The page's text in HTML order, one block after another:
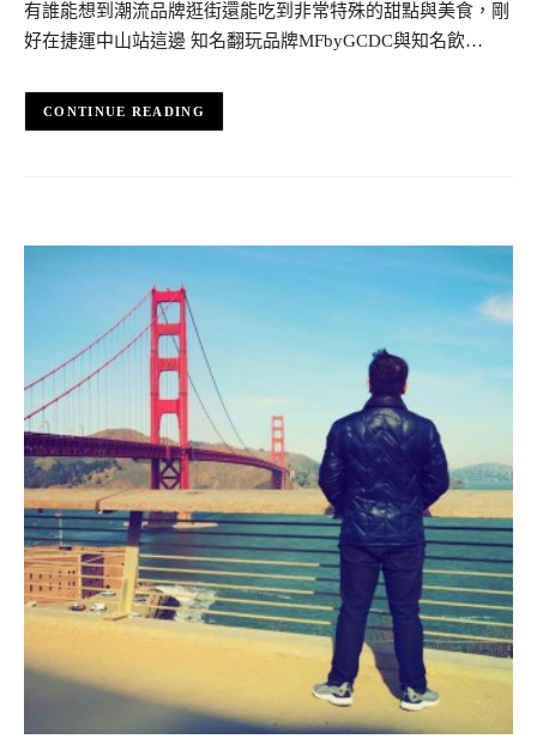
有誰能想到潮流品牌逛街還能吃到非常特殊的甜點與美食，剛
好在捷運中山站這邊 知名翻玩品牌MFbyGCDC與知名飲…
CONTINUE READING